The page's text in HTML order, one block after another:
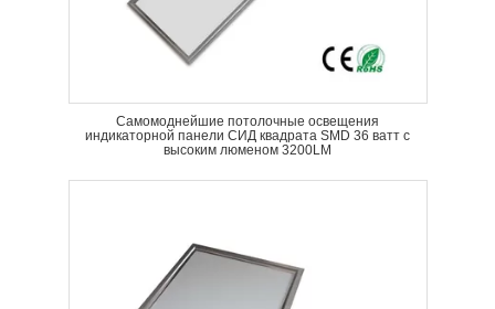
Самомоднейшие потолочные освещения
индикаторной панели СИД квадрата SMD 36 ватт с
высоким люменом 3200LM